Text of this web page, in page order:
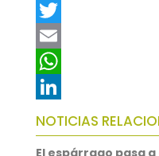
F
a
c
e
b
o
T
w
t
t
E
m
a
i
W
h
a
L
i
NOTICIAS